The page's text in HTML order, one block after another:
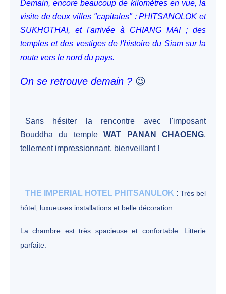
Demain, encore beaucoup de kilomètres en vue, la
visite de deux villes "capitales" : PHITSANOLOK et
SUKHOTHAÏ, et l'arrivée à CHIANG MAI ; des
temples et des vestiges de l'histoire du Siam sur la
route vers le nord du pays.
On se retrouve demain ? 😉
Sans hésiter la rencontre avec l'imposant
Bouddha du templeWAT PANAN CHAOENG,
tellement impressionnant, bienveillant !
THE IMPERIAL HOTEL PHITSANULOK : Très bel
hôtel, luxueuses installations et belle décoration.
La chambre est très spacieuse et confortable. Litterie
parfaite.